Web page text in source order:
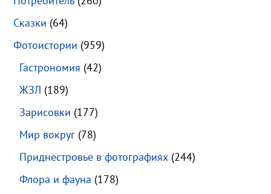
Сказки (64)
Фотоистории (959)
Гастрономия (42)
ЖЗЛ (189)
Зарисовки (177)
Мир вокруг (78)
Приднестровье в фотографиях (244)
Флора и фауна (178)